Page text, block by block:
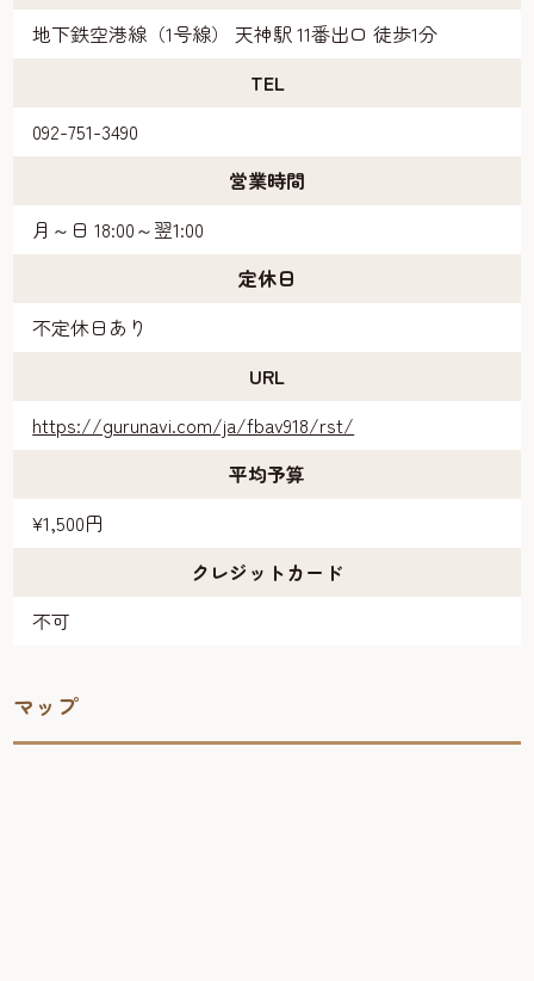
地下鉄空港線（1号線） 天神駅 11番出口 徒歩1分
TEL
092-751-3490
営業時間
月～日 18:00～翌1:00
定休日
不定休日あり
URL
https://gurunavi.com/ja/fbav918/rst/
平均予算
¥1,500円
クレジットカード
不可
マップ